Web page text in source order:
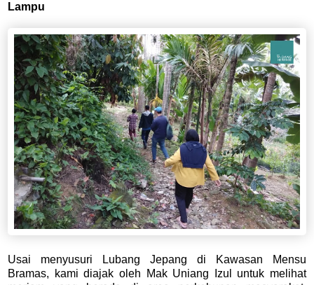
Lampu
Usai menyusuri Lubang Jepang di Kawasan Mensu
Bramas, kami diajak oleh Mak Uniang Izul untuk melihat